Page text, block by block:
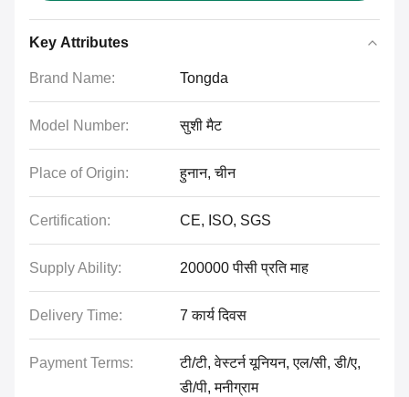
Key Attributes
Brand Name: Tongda
Model Number: सुशी मैट
Place of Origin: हुनान, चीन
Certification: CE, ISO, SGS
Supply Ability: 200000 पीसी प्रति माह
Delivery Time: 7 कार्य दिवस
Payment Terms:
टी/टी, वेस्टर्न यूनियन, एल/सी, डी/ए,
डी/पी, मनीग्राम